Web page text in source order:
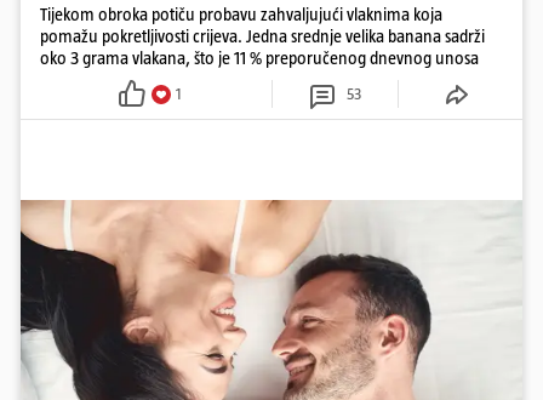
Tijekom obroka potiču probavu zahvaljujući vlaknima koja
pomažu pokretljivosti crijeva. Jedna srednje velika banana sadrži
oko 3 grama vlakana, što je 11 % preporučenog dnevnog unosa
1 53